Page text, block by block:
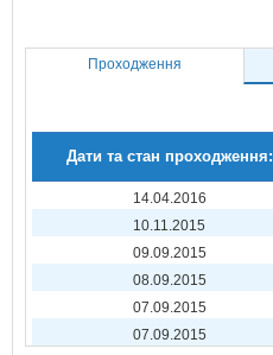
Проходження
Дати та стан проходження:
14.04.2016
10.11.2015
09.09.2015
08.09.2015
07.09.2015
07.09.2015